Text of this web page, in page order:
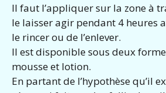
Il faut l’appliquer sur la zone à
le laisser agir pendant 4 heures
le rincer ou de l’enlever.
Il est disponible sous deux
mousse et lotion.
En partant de l’hypothèse qu’il